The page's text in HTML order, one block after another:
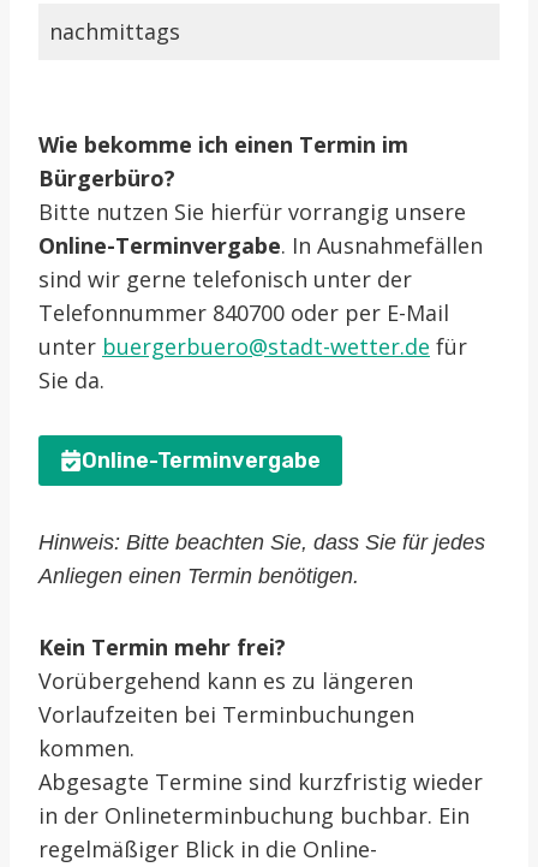
nachmittags
Wie bekomme ich einen Termin im
Bürgerbüro?
Bitte nutzen Sie hierfür vorrangig unsere
Online-Terminvergabe. In Ausnahmefällen
sind wir gerne telefonisch unter der
Telefonnummer 840700 oder per E-Mail
unter buergerbuero@stadt-wetter.de für
Sie da.
Online-Terminvergabe
Hinweis: Bitte beachten Sie, dass Sie für jedes
Anliegen einen Termin benötigen.
Kein Termin mehr frei?
Vorübergehend kann es zu längeren
Vorlaufzeiten bei Terminbuchungen
kommen.
Abgesagte Termine sind kurzfristig wieder
in der Onlineterminbuchung buchbar. Ein
regelmäßiger Blick in die Online-